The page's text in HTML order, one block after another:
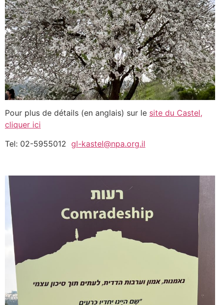
Pour plus de détails (en anglais) sur le site du Castel,
cliquer ici
Tel: ‎02-5955012 gl-kastel@npa.org.il